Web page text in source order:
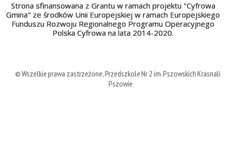
Strona sfinansowana z Grantu w ramach projektu "Cyfrowa
Gmina" ze środków Unii Europejskiej w ramach Europejskiego
Funduszu Rozwoju Regionalnego Programu Operacyjnego
Polska Cyfrowa na lata 2014-2020.
© Wszelkie prawa zastrzeżone, Przedszkole Nr 2 im. Pszowskich Krasnali w
Pszowie